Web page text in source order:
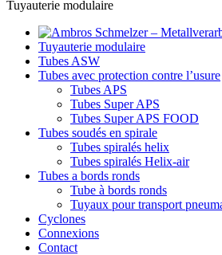
Tuyauterie modulaire
Tuyauterie modulaire
Tubes ASW
Tubes avec protection contre l’usure
Tubes APS
Tubes Super APS
Tubes Super APS FOOD
Tubes soudés en spirale
Tubes spiralés helix
Tubes spiralés Helix-air
Tubes a bords ronds
Tube à bords ronds
Tuyaux pour transport
Cyclones
Connexions
Contact